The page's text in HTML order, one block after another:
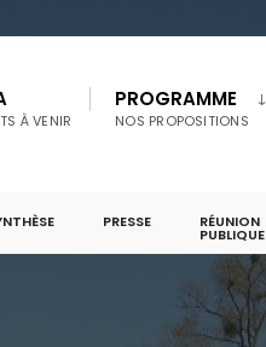
À VENIR
PROGRAMME
NOS PROPOSITIONS
PRESSE RÉUNION
PUBLIQUE